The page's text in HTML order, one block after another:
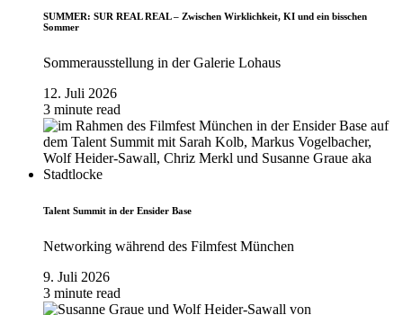
SUMMER: SUR REAL REAL – Zwischen Wirklichkeit, KI und ein bisschen
Sommer
Sommerausstellung in der Galerie Lohaus
12. Juli 2026
3 minute read
Talent Summit in der Ensider Base
Networking während des Filmfest München
9. Juli 2026
3 minute read